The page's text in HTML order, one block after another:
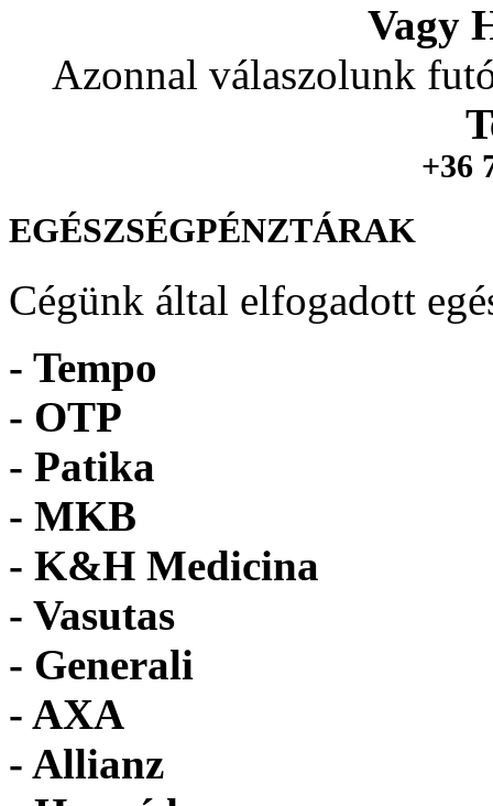
Vagy
Azonnal válaszolunk
+36
EGÉSZSÉGPÉNZTÁRAK
Cégünk által elfogadott
- Tempo
- OTP
- Patika
- MKB
- K&H Medicina
- Vasutas
- Generali
- AXA
- Allianz